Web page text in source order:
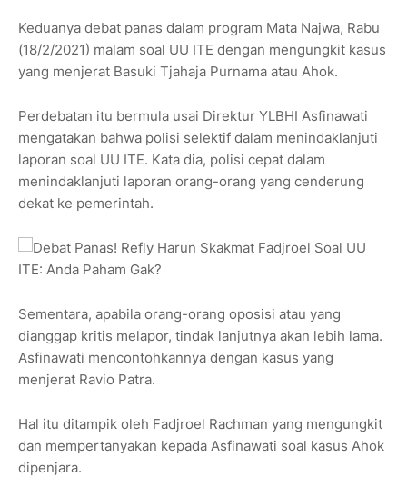
Keduanya debat panas dalam program Mata Najwa, Rabu
(18/2/2021) malam soal UU ITE dengan mengungkit kasus
yang menjerat Basuki Tjahaja Purnama atau Ahok.
Perdebatan itu bermula usai Direktur YLBHI Asfinawati
mengatakan bahwa polisi selektif dalam menindaklanjuti
laporan soal UU ITE. Kata dia, polisi cepat dalam
menindaklanjuti laporan orang-orang yang cenderung
dekat ke pemerintah.
Sementara, apabila orang-orang oposisi atau yang
dianggap kritis melapor, tindak lanjutnya akan lebih lama.
Asfinawati mencontohkannya dengan kasus yang
menjerat Ravio Patra.
Hal itu ditampik oleh Fadjroel Rachman yang mengungkit
dan mempertanyakan kepada Asfinawati soal kasus Ahok
dipenjara.